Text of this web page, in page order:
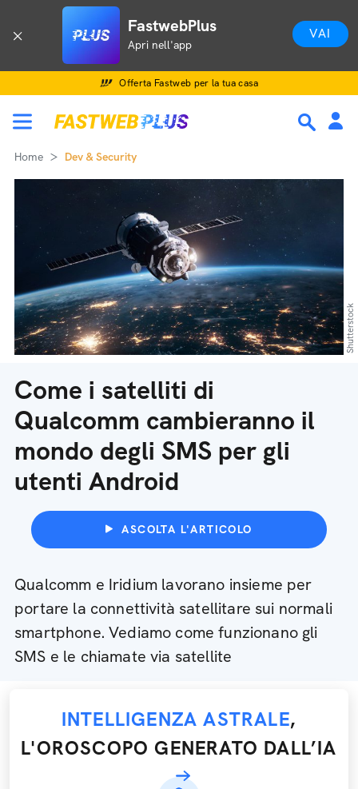
FastwebPlus
Apri nell'app
VAI
Offerta Fastweb per la tua casa
Home Dev & Security
Come i satelliti di
Qualcomm cambieranno il
mondo degli SMS per gli
utenti Android
ASCOLTA L'ARTICOLO
Qualcomm e Iridium lavorano insieme per
portare la connettività satellitare sui normali
smartphone. Vediamo come funzionano gli
SMS e le chiamate via satellite
Shutterstock
INTELLIGENZA ASTRALE,
L'OROSCOPO GENERATO DALL’IA